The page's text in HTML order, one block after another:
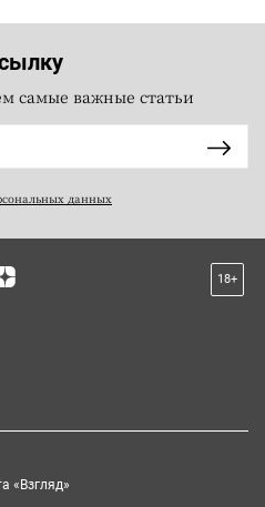
самые важные статьи
данных
18+
«Взгляд»